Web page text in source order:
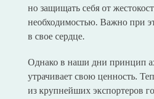
но защищать себя от
необходимостью. Важно при
в свое сердце.
Однако в наши дни принцип
утрачивает свою ценность.
из крупнейших экспортеров